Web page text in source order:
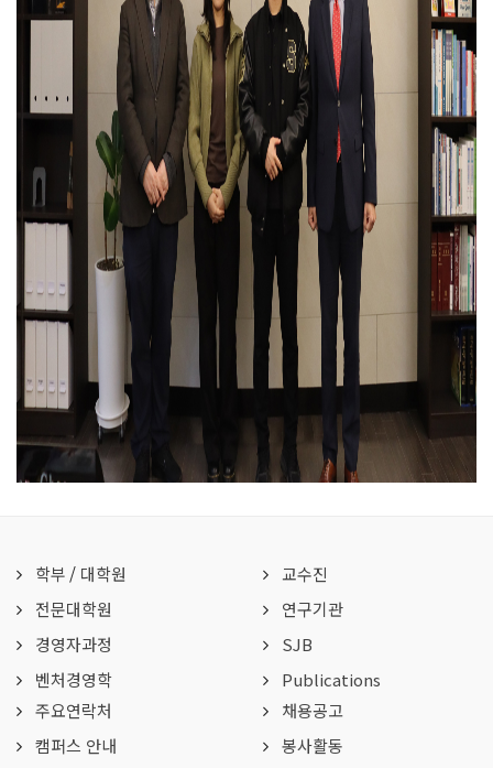
학부/ 대학원
전문대학원
경영자과정
벤처경영학
교수진
연구기관
SJB
Publications
주요연락처
캠퍼스 안내
채용공고
봉사활동